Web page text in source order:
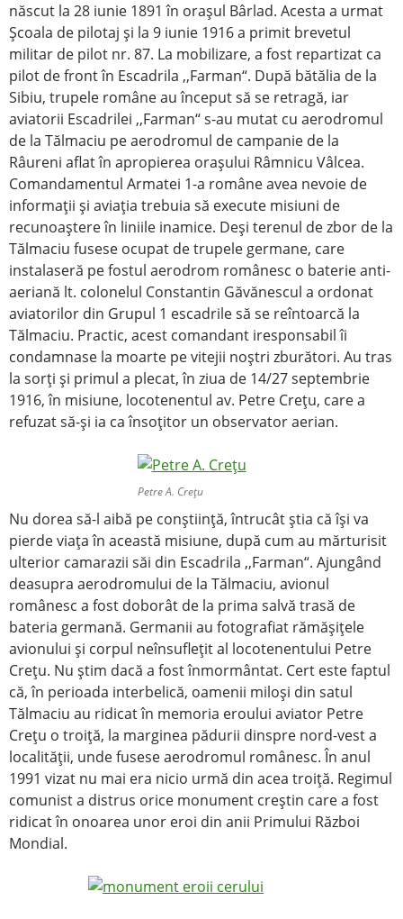
născut la 28 iunie 1891 în oraşul Bârlad. Acesta a urmat
Şcoala de pilotaj şi la 9 iunie 1916 a primit brevetul
militar de pilot nr. 87. La mobilizare, a fost repartizat ca
pilot de front în Escadrila ,,Farman“. După bătălia de la
Sibiu, trupele române au început să se retragă, iar
aviatorii Escadrilei ,,Farman“ s-au mutat cu aerodromul
de la Tălmaciu pe aerodromul de campanie de la
Râureni aflat în apropierea oraşului Râmnicu Vâlcea.
Comandamentul Armatei 1-a române avea nevoie de
informaţii şi aviaţia trebuia să execute misiuni de
recunoaştere în liniile inamice. Deşi terenul de zbor de la
Tălmaciu fusese ocupat de trupele germane, care
instalaseră pe fostul aerodrom românesc o baterie anti-
aeriană lt. colonelul Constantin Găvănescul a ordonat
aviatorilor din Grupul 1 escadrile să se reîntoarcă la
Tălmaciu. Practic, acest comandant iresponsabil îi
condamnase la moarte pe vitejii noştri zburători. Au tras
la sorţi şi primul a plecat, în ziua de 14/27 septembrie
1916, în misiune, locotenentul av. Petre Creţu, care a
refuzat să-şi ia ca însoţitor un observator aerian.
Petre A. Creţu
Nu dorea să-l aibă pe conştiinţă, întrucât ştia că îşi va
pierde viaţa în această misiune, după cum au mărturisit
ulterior camarazii săi din Escadrila ,,Farman“. Ajungând
deasupra aerodromului de la Tălmaciu, avionul
românesc a fost doborât de la prima salvă trasă de
bateria germană. Germanii au fotografiat rămăşiţele
avionului şi corpul neînsufleţit al locotenentului Petre
Creţu. Nu ştim dacă a fost înmormântat. Cert este faptul
că, în perioada interbelică, oamenii miloşi din satul
Tălmaciu au ridicat în memoria eroului aviator Petre
Creţu o troiţă, la marginea pădurii dinspre nord-vest a
localităţii, unde fusese aerodromul românesc. În anul
1991 vizat nu mai era nicio urmă din acea troiţă. Regimul
comunist a distrus orice monument creştin care a fost
ridicat în onoarea unor eroi din anii Primului Război
Mondial.